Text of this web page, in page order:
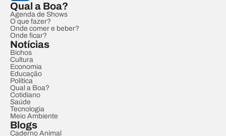
Qual a Boa?
Agenda de Shows
O que fazer?
Onde comer e beber?
Onde ficar?
Notícias
Bichos
Cultura
Economia
Educação
Política
Qual a Boa?
Cotidiano
Saúde
Tecnologia
Meio Ambiente
Blogs
Caderno Animal